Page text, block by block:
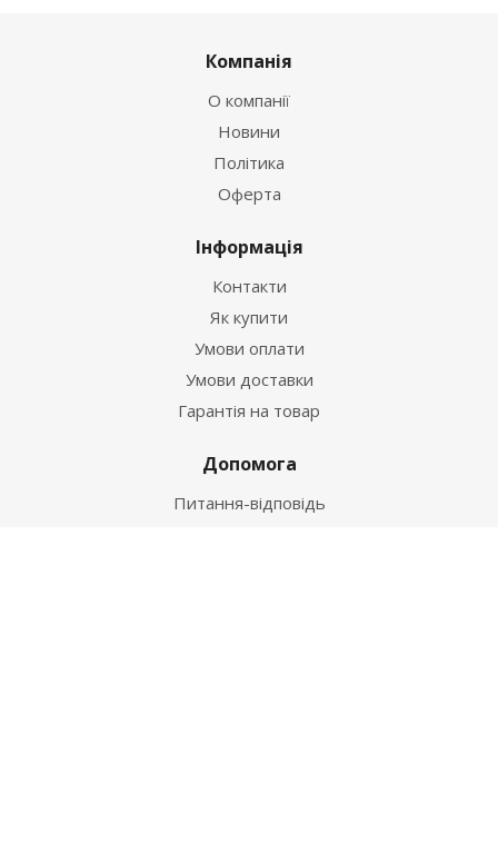
Компанія
О компанії
Новини
Політика
Оферта
Інформація
Контакти
Як купити
Умови оплати
Умови доставки
Гарантія на товар
Допомога
Питання-відповідь